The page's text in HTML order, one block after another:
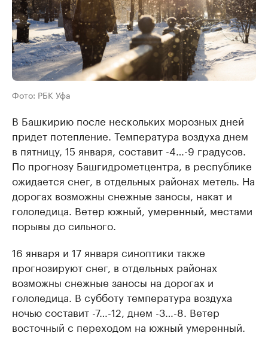
Фото: РБК Уфа
В Башкирию после нескольких морозных дней
придет потепление. Температура воздуха днем
в пятницу, 15 января, составит -4…-9 градусов.
По прогнозу Башгидрометцентра, в республике
ожидается снег, в отдельных районах метель. На
дорогах возможны снежные заносы, накат и
гололедица. Ветер южный, умеренный, местами
порывы до сильного.
16 января и 17 января синоптики также
прогнозируют снег, в отдельных районах
возможны снежные заносы на дорогах и
гололедица. В субботу температура воздуха
ночью составит -7…-12, днем -3…-8. Ветер
восточный с переходом на южный умеренный.